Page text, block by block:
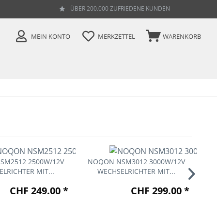
ÜBER 200.000 ZUFRIEDENE KUNDEN
WARENKORB
MERKZETTEL
MEIN KONTO
2500W/12V
MIT...
CHF 249.00 *
NOQON NSM3012 3000W/12V
WECHSELRICHTER MIT...
CHF 299.00 *